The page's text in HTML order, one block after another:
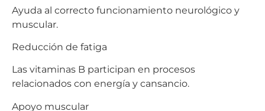
Ayuda al correcto funcionamiento neurológico y
muscular.
Reducción de fatiga
Las vitaminas B participan en procesos
relacionados con energía y cansancio.
Apoyo muscular